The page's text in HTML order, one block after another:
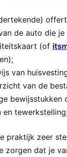
de auto die
(of
van
van de
bewijsstukken
en
praktijk zeer
zorgen dat je